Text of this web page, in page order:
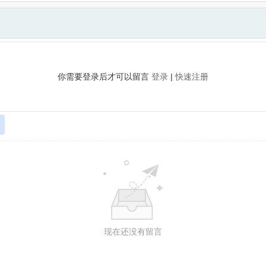
你需要登录后才可以留言 登录 |快速注册
现在还没有留言